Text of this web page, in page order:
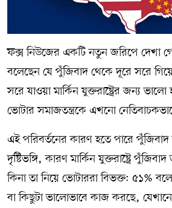
ফক্স নিউজের একটি নতুন জরিপে দেখা
বলেছেন যে পুঁজিবাদ থেকে দূরে সরে
সরে যাওয়া মার্কিন যুক্তরাষ্ট্রের জন্য
ভোটার সমাজতন্ত্রকে এখনো
এই পরিবর্তনের কারণ হতে পারে পুঁজিবাদ
দৃষ্টিভঙ্গি, কারণ মার্কিন যুক্তরাষ্ট্রে
কিনা তা নিয়ে ভোটাররা বিভক্ত: ৫১%
বা কিছুটা ভালোভাবে কাজ করছে,